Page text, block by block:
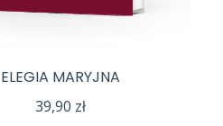
ELEGIA MARYJNA
39,90 zł